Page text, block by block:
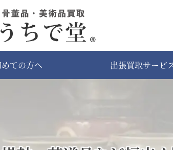
ての方へ 出張買取サービ